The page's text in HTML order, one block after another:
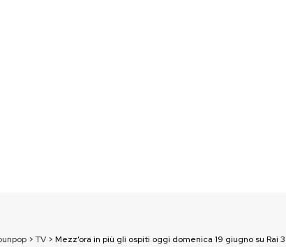
> TV> Mezz’ora in più gli ospiti oggi domenica 19 giugno su Rai 3